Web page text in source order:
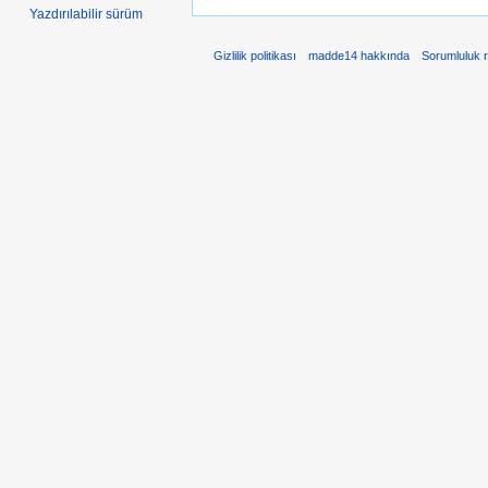
Yazdırılabilir sürüm
Gizlilik politikası madde14 hakkında Sorumluluk